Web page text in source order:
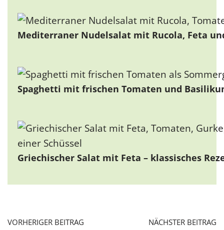
Mediterraner Nudelsalat mit Rucola, Feta
Spaghetti mit frischen Tomaten und
Griechischer Salat mit Feta – klassisches
VORHERIGER BEITRAG NÄCHSTER BEITRAG